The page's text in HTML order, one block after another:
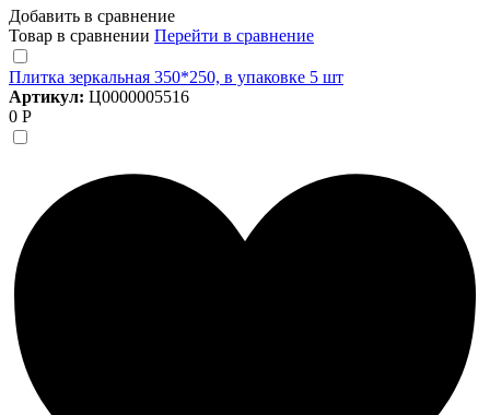
Добавить в сравнение
Товар в сравнении Перейти в сравнение
Плитка зеркальная 350*250, в упаковке 5 шт
Артикул: Ц0000005516
0 Р